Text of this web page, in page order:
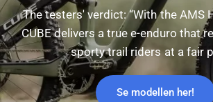
The testers' verdict: “With the AMS
CUBE delivers a true e-enduro that
sporty trail riders at a fair
Se modellen her!